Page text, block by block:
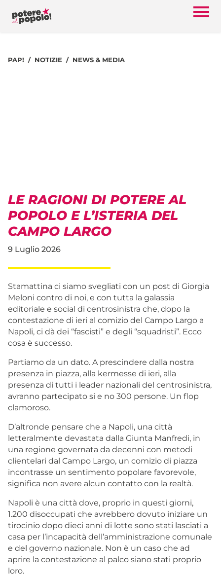
PAP! NOTIZIE NEWS & MEDIA
LE RAGIONI DI POTERE AL
POPOLO E L’ISTERIA DEL
CAMPO LARGO
9 Luglio 2026
Stamattina ci siamo svegliati con un post di Giorgia
Meloni contro di noi, e con tutta la galassia
editoriale e social di centrosinistra che, dopo la
contestazione di ieri al comizio del Campo Largo a
Napoli, ci dà dei “fascisti” e degli “squadristi”. Ecco
cosa è successo.
Partiamo da un dato. A prescindere dalla nostra
presenza in piazza, alla kermesse di ieri, alla
presenza di tutti i leader nazionali del centrosinistra,
avranno partecipato si e no 300 persone. Un flop
clamoroso.
D’altronde pensare che a Napoli, una città
letteralmente devastata dalla Giunta Manfredi, in
una regione governata da decenni con metodi
clientelari dal Campo Largo, un comizio di piazza
incontrasse un sentimento popolare favorevole,
significa non avere alcun contatto con la realtà.
Napoli è una città dove, proprio in questi giorni,
1.200 disoccupati che avrebbero dovuto iniziare un
tirocinio dopo dieci anni di lotte sono stati lasciati a
casa per l’incapacità dell’amministrazione comunale
e del governo nazionale. Non è un caso che ad
aprire la contestazione al palco siano stati proprio
loro.